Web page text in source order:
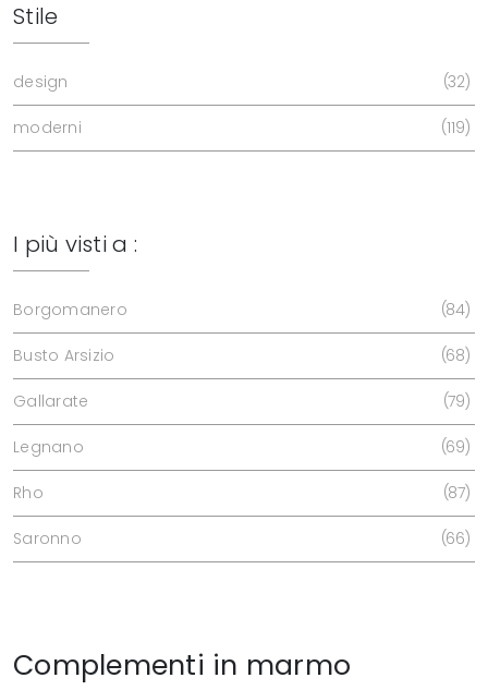
Stile
design 32
moderni 119
I più visti a :
Borgomanero 84
Busto Arsizio 68
Gallarate 79
Legnano 69
Rho 87
Saronno 66
Complementi in marmo